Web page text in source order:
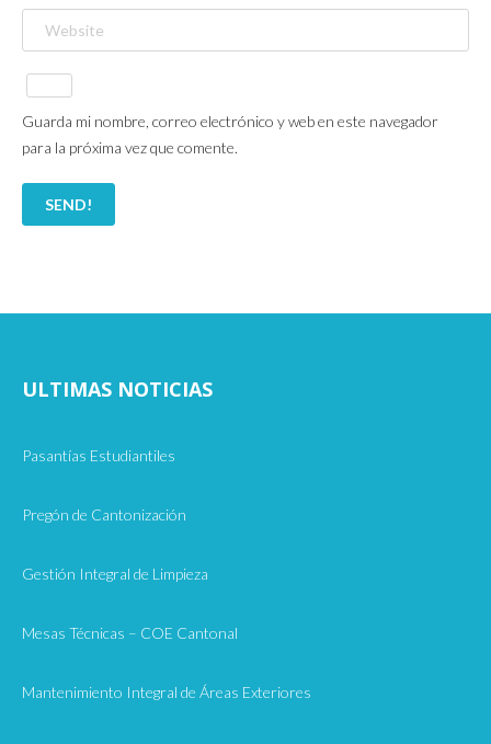
Guarda mi nombre, correo electrónico y web en este navegador
para la próxima vez que comente.
ULTIMAS NOTICIAS
Pasantías Estudiantiles
Pregón de Cantonización
Gestión Integral de Limpieza
Mesas Técnicas – COE Cantonal
Mantenimiento Integral de Áreas Exteriores